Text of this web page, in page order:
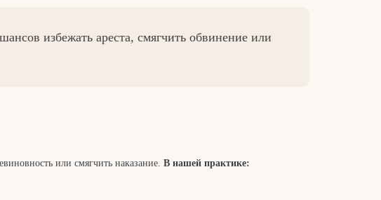
избежать ареста, смягчить обвинение или
или смягчить наказание. В нашей практике: